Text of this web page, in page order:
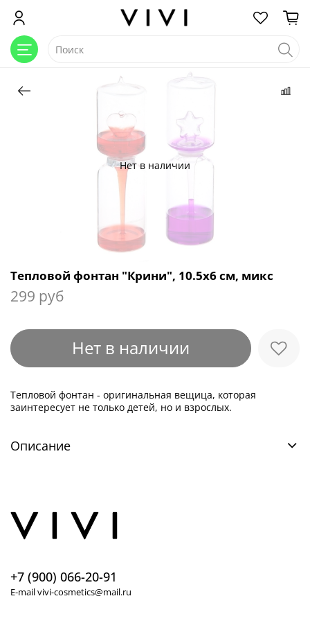
Нет в наличии
Тепловой фонтан "Крини", 10.5х6 см, микс
299 руб
Нет в наличии
Тепловой фонтан - оригинальная вещица, которая
заинтересует не только детей, но и взрослых.
Описание
+7 (900) 066-20-91
E-mail vivi-cosmetics@mail.ru